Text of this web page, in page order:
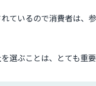
ているので消費者は、
選ぶことは、とても重要